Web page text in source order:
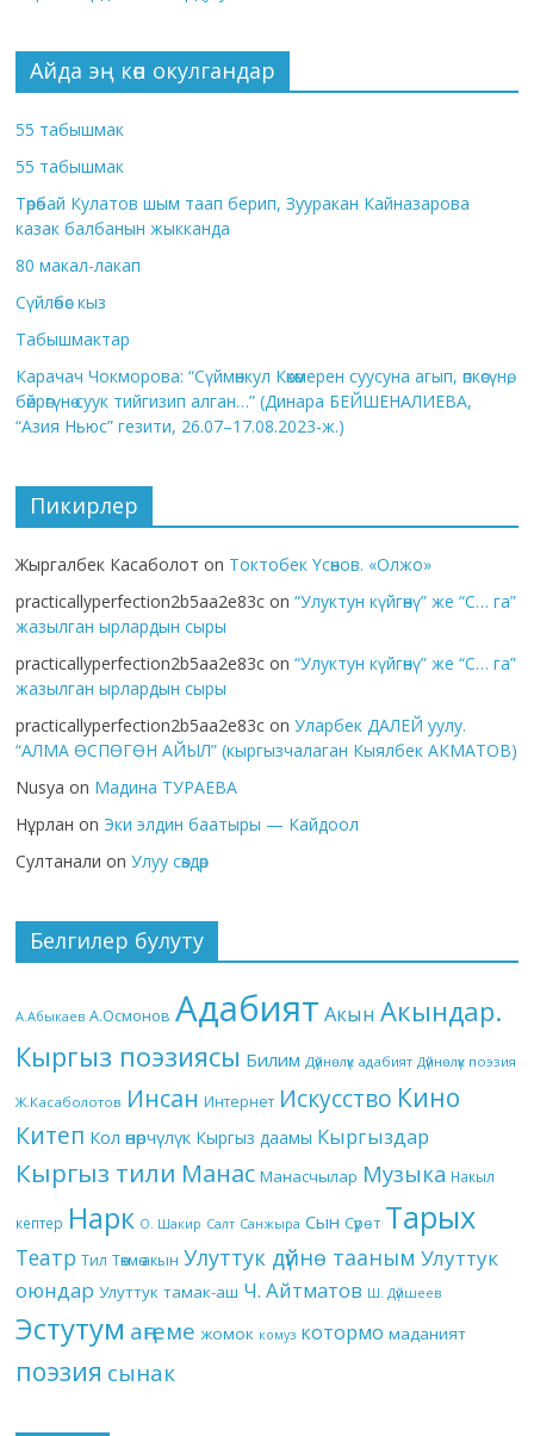
Айда эң көп окулгандар
55 табышмак
55 табышмак
Төрөбай Кулатов шым таап берип, Зууракан Кайназарова
казак балбанын жыкканда
80 макал-лакап
Сүйлөбөс кыз
Табышмактар
Карачач Чокморова: “Сүймөнкул Көкөмерен суусуна агып, өпкөсүнө,
бөйрөгүнө суук тийгизип алган…” (Динара БЕЙШЕНАЛИЕВА,
“Азия Ньюс” гезити, 26.07–17.08.2023-ж.)
Пикирлер
Жыргалбек Касаболот on Токтобек Үсөнов. «Олжо»
practicallyperfection2b5aa2e83c on“Улуктун күйгөнү” же “С… га”
жазылган ырлардын сыры
practicallyperfection2b5aa2e83c on“Улуктун күйгөнү” же “С… га”
жазылган ырлардын сыры
practicallyperfection2b5aa2e83c onУларбек ДАЛЕЙ уулу.
“АЛМА ӨСПӨГӨН АЙЫЛ” (кыргызчалаган Кыялбек АКМАТОВ)
Nusya on Мадина ТУРАЕВА
Нұрлан on Эки элдин баатыры — Кайдоол
Султанали onУлуу сөздөр
Белгилер булуту
А.Абыкаев А.Осмонов Адабият Акын Акындар.
Кыргыз поэзиясы Билим Дүйнөлүк адабият Дүйнөлүк поэзия
Ж.Касаболотов Инсан Интернет Искусство Кино
Китеп Кол өнөрчүлүк Кыргыз даамы Кыргыздар
Кыргыз тили Манас Манасчылар Музыка Накыл
кептер Нарк О. Шакир Салт Санжыра Сын Сүрөт Тарых
Театр Тил Төкмө акын Улуттук дүйнө тааным Улуттук
оюндар Улуттук тамак-аш Ч. Айтматов Ш. Дүйшеев
Эстутум аңгеме жомок комуз котормо маданият
поэзия сынак